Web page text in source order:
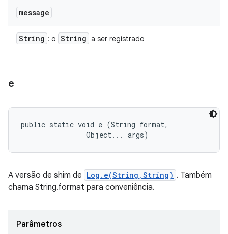
message
String : o String a ser registrado
e
public static void e (String format,
                Object... args)
A versão de shim de Log.e(String,String) . Também
chama String.format para conveniência.
Parâmetros